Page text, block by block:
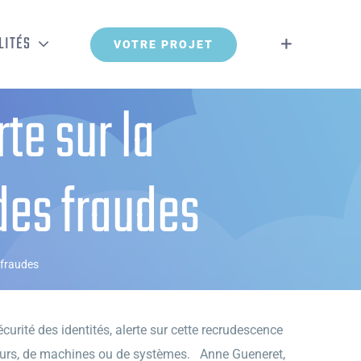
VOTRE PROJET
sur la
fraudes
des identités, alerte sur cette recrudescence
de machines ou de systèmes. Anne Gueneret,